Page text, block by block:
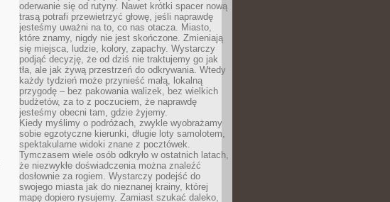
oderwanie się od rutyny. Nawet krótki spacer nową
trasą potrafi przewietrzyć głowę, jeśli naprawdę
jesteśmy uważni na to, co nas otacza. Miasto,
które znamy, nigdy nie jest skończone. Zmieniają
się miejsca, ludzie, kolory, zapachy. Wystarczy
podjąć decyzję, że od dziś nie traktujemy go jak
tła, ale jak żywą przestrzeń do odkrywania. Wtedy
każdy tydzień może przynieść małą, lokalną
przygodę – bez pakowania walizek, bez wielkich
budżetów, za to z poczuciem, że naprawdę
jesteśmy obecni tam, gdzie żyjemy.
Kiedy myślimy o podróżach, zwykle wyobrażamy
sobie egzotyczne kierunki, długie loty samolotem,
spektakularne widoki znane z pocztówek.
Tymczasem wiele osób odkryło w ostatnich latach,
że niezwykłe doświadczenia można znaleźć
dosłownie za rogiem. Wystarczy podejść do
swojego miasta jak do nieznanej krainy, której
mapę dopiero rysujemy. Zamiast szukać daleko,